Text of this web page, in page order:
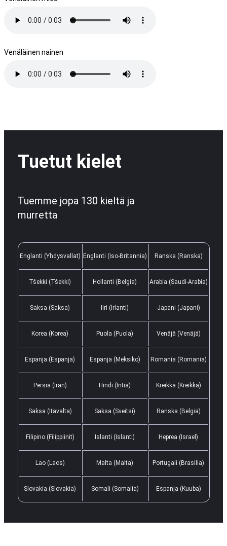
Venäläinen nainen
Tuetut kielet
Tuemme jopa 130 kieltä ja
murretta
Englanti (Yhdysvallat) Englanti (Iso-Britannia) Ranska (Ranska)
Tšekki (Tšekki) Hollanti (Belgia) Arabia (Saudi-Arabia)
Saksa (Saksa) Iiri (Irlanti) Japani (Japani)
Korea (Korea) Puola (Puola) Venäjä (Venäjä)
Espanja (Espanja) Espanja (Meksiko) Romania (Romania)
Persia (Iran) Hindi (Intia) Kreikka (Kreikka)
Saksa (Itävalta) Saksa (Sveitsi) Ranska (Belgia)
Filipino (Filippiinit) Islanti (Islanti) Heprea (Israel)
Lao (Laos) Malta (Malta) Portugali (Brasilia)
Slovakia (Slovakia) Somali (Somalia) Espanja (Kuuba)